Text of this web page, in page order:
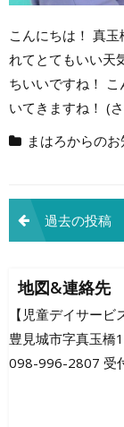
こんにちは！ 真
れてとてもいい天
ちいいですね！
いてきますね！ (
まはろからの
投
稿
ナ
ビ
ゲ
過去の投稿
地図&連絡先
【児童デイサービ
豊見城市字真玉橋
098-996-2807 受